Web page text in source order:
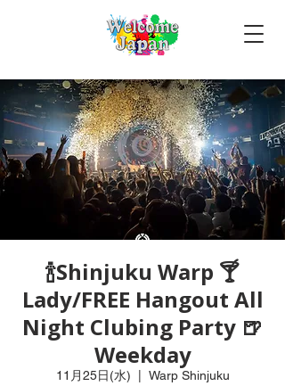
🍾Shinjuku Warp 🍸
Lady/FREE Hangout All
Night Clubing Party 🍺
Weekday
11月25日(水) Warp Shinjuku